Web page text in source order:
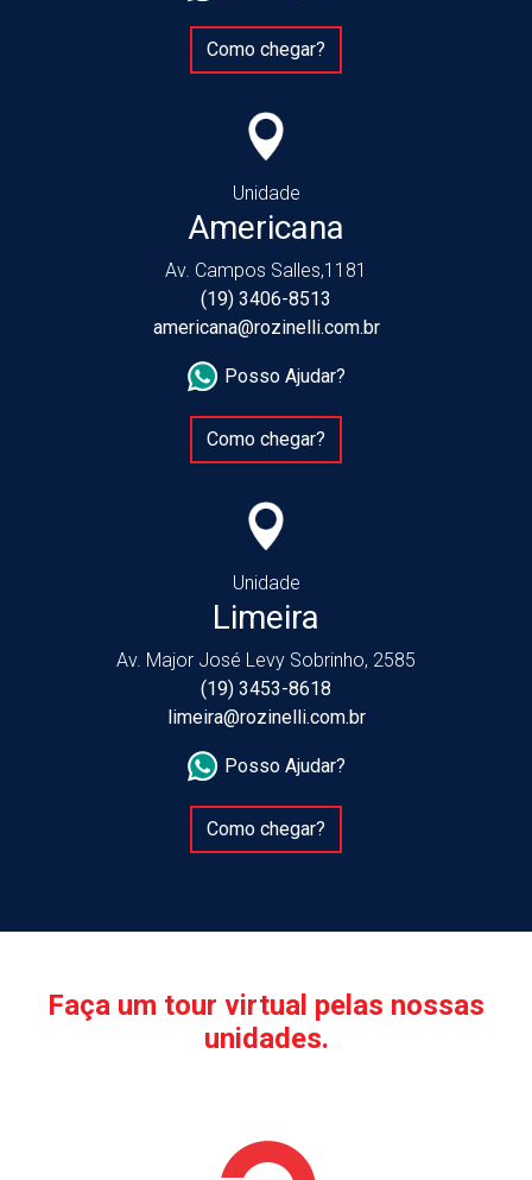
Como chegar?
Unidade
Americana
Av. Campos Salles,1181
(19) 3406-8513
americana@rozinelli.com.br
Posso Ajudar?
Como chegar?
Unidade
Limeira
Av. Major José Levy Sobrinho, 2585
(19) 3453-8618
limeira@rozinelli.com.br
Posso Ajudar?
Como chegar?
Faça um tour virtual pelas nossas
unidades.